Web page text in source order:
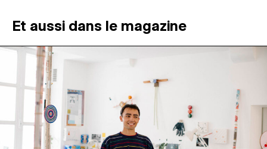
ATELIERS OUVERTS
PROGRAMMATION
MAGAZINE
ESPACES DE PRATIQUE ARTISTIQUE ↓
Et aussi dans le magazine